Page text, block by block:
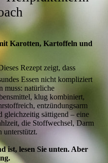
Karotten, Kartoffeln und
Rezept zeigt, dass
Essen nicht kompliziert
muss: natürliche
klug kombiniert,
entzündungsarm
gleichzeitig sättigend – eine
die Stoffwechsel, Darm
unterstützt.
ist, lesen Sie unten. Aber